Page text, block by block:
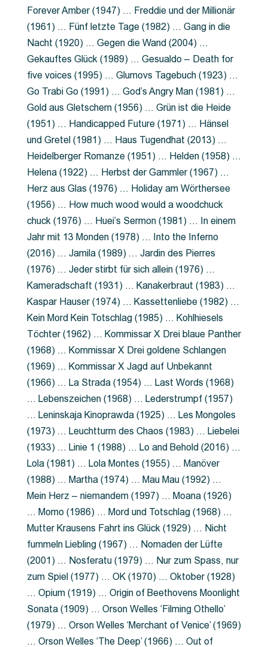
Forever Amber (1947) … Freddie und der Millionär
(1961) … Fünf letzte Tage (1982) … Gang in die
Nacht (1920) … Gegen die Wand (2004) …
Gekauftes Glück (1989) … Gesualdo – Death for
five voices (1995) … Glumovs Tagebuch (1923) …
Go Trabi Go (1991) … God’s Angry Man (1981) …
Gold aus Gletschern (1956) … Grün ist die Heide
(1951) … Handicapped Future (1971) … Hänsel
und Gretel (1981) … Haus Tugendhat (2013) …
Heidelberger Romanze (1951) … Helden (1958) …
Helena (1922) … Herbst der Gammler (1967) …
Herz aus Glas (1976) … Holiday am Wörthersee
(1956) … How much wood would a woodchuck
chuck (1976) … Huei’s Sermon (1981) … In einem
Jahr mit 13 Monden (1978) … Into the Inferno
(2016) … Jamila (1989) … Jardin des Pierres
(1976) … Jeder stirbt für sich allein (1976) …
Kameradschaft (1931) … Kanakerbraut (1983) …
Kaspar Hauser (1974) … Kassettenliebe (1982) …
Kein Mord Kein Totschlag (1985) … Kohlhiesels
Töchter (1962) … Kommissar X Drei blaue Panther
(1968) … Kommissar X Drei goldene Schlangen
(1969) … Kommissar X Jagd auf Unbekannt
(1966) … La Strada (1954) … Last Words (1968)
… Lebenszeichen (1968) … Lederstrumpf (1957)
… Leninskaja Kinoprawda (1925) … Les Mongoles
(1973) … Leuchtturm des Chaos (1983) … Liebelei
(1933) … Linie 1 (1988) … Lo and Behold (2016) …
Lola (1981) … Lola Montes (1955) … Manöver
(1988) … Martha (1974) … Mau Mau (1992) …
Mein Herz – niemandem (1997) … Moana (1926)
… Momo (1986) … Mord und Totschlag (1968) …
Mutter Krausens Fahrt ins Glück (1929) … Nicht
fummeln Liebling (1967) … Nomaden der Lüfte
(2001) … Nosferatu (1979) … Nur zum Spass, nur
zum Spiel (1977) … OK (1970) … Oktober (1928)
… Opium (1919) … Origin of Beethovens Moonlight
Sonata (1909) … Orson Welles ‘Filming Othello’
(1979) … Orson Welles ‘Merchant of Venice’ (1969)
… Orson Welles ‘The Deep’ (1966) … Out of